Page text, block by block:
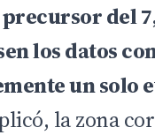
precursor del
los datos
un solo
la zona